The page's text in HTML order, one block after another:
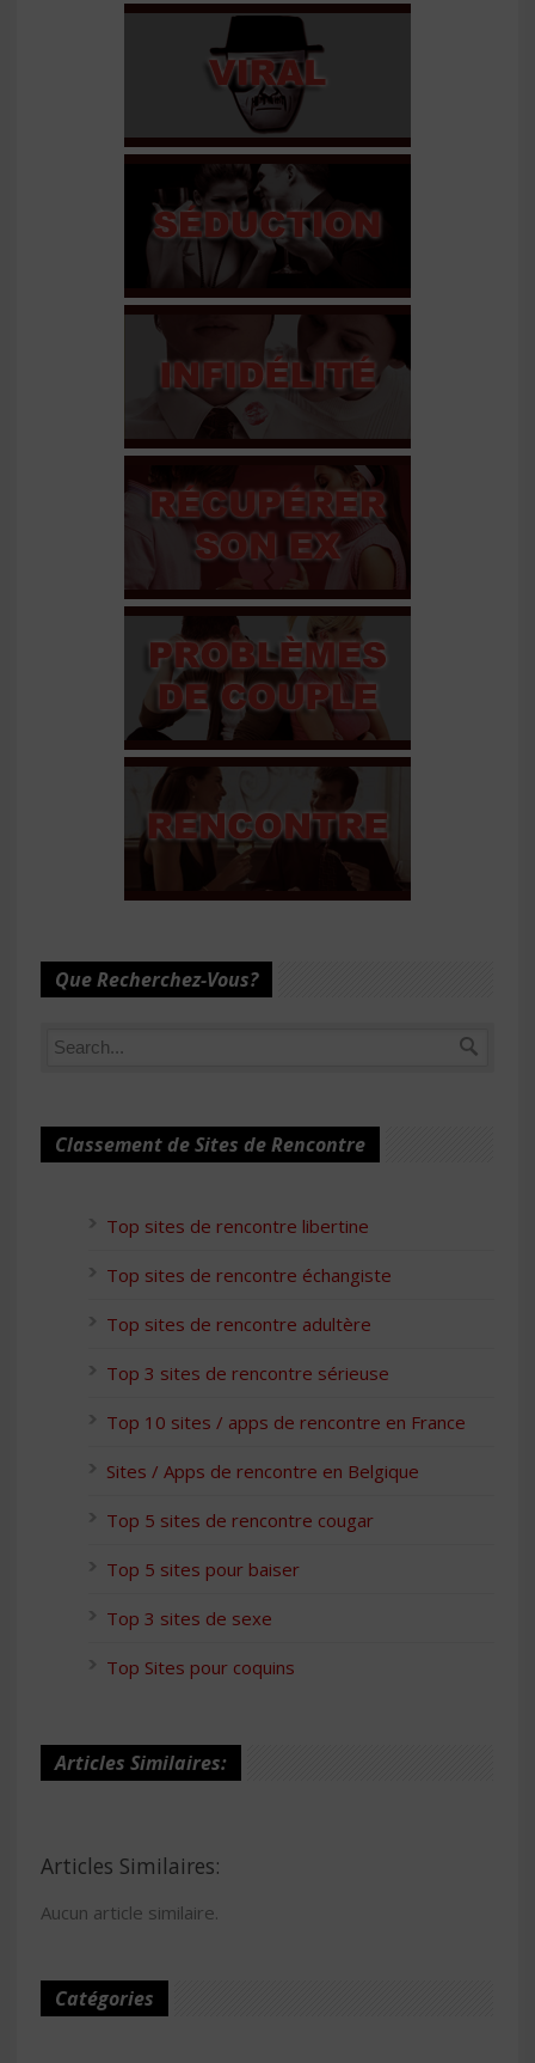
Que Recherchez-Vous?
Classement de Sites de Rencontre
Top sites de rencontre libertine
Top sites de rencontre échangiste
Top sites de rencontre adultère
Top 3 sites de rencontre sérieuse
Top 10 sites / apps de rencontre en France
Sites / Apps de rencontre en Belgique
Top 5 sites de rencontre cougar
Top 5 sites pour baiser
Top 3 sites de sexe
Top Sites pour coquins
Articles Similaires:
Articles Similaires:
Aucun article similaire.
Catégories